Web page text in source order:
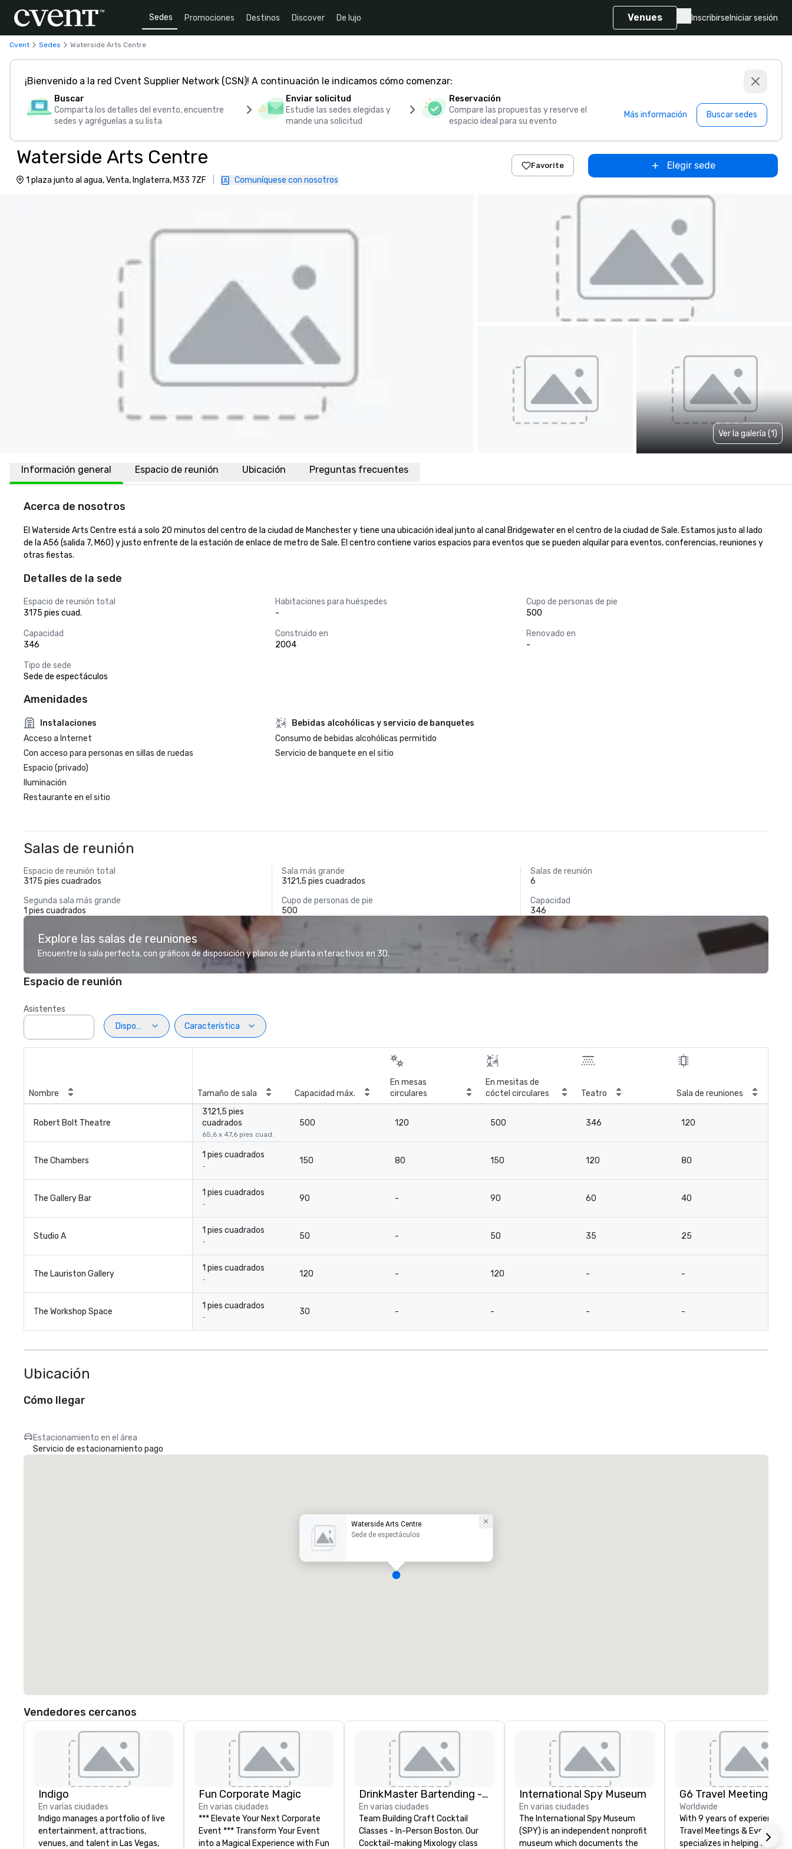
Sedes Promociones Destinos Discover De lujo Venues Inscribirse Iniciar sesión
Cvent Sedes Waterside Arts Centre
¡Bienvenido a la red Cvent Supplier Network (CSN)! A continuación le indicamos cómo comenzar:
Buscar
Comparta los detalles del evento, encuentre
sedes y agréguelas a su lista
Enviar solicitud
Estudie las sedes elegidas y
mande una solicitud
Reservación
Compare las propuestas y reserve el
espacio ideal para su evento
Más información Buscar sedes
Waterside Arts Centre
1 plaza junto al agua, Venta, Inglaterra, M33 7ZF Comuníquese con nosotros
Favorite Elegir sede
Ver la galería (1)
Información general Espacio de reunión Ubicación Preguntas frecuentes
Acerca de nosotros
El Waterside Arts Centre está a solo 20 minutos del centro de la ciudad de Manchester y tiene una ubicación ideal junto al canal Bridgewater en el centro de la ciudad de Sale. Estamos justo al lado
de la A56 (salida 7, M60) y justo enfrente de la estación de enlace de metro de Sale. El centro contiene varios espacios para eventos que se pueden alquilar para eventos, conferencias, reuniones y
otras fiestas.
Detalles de la sede
Espacio de reunión total
3175 pies cuad.
Habitaciones para huéspedes
-
Cupo de personas de pie
500
Capacidad
346
Construido en
2004
Renovado en
-
Tipo de sede
Sede de espectáculos
Amenidades
Instalaciones
Acceso a Internet
Con acceso para personas en sillas de ruedas
Espacio (privado)
Iluminación
Restaurante en el sitio
Bebidas alcohólicas y servicio de banquetes
Consumo de bebidas alcohólicas permitido
Servicio de banquete en el sitio
Salas de reunión
Espacio de reunión total
3175 pies cuadrados
Sala más grande
3121,5 pies cuadrados
Salas de reunión
6
Segunda sala más grande
1 pies cuadrados
Cupo de personas de pie
500
Capacidad
346
Explore las salas de reuniones
Encuentre la sala perfecta, con gráficos de disposición y planos de planta interactivos en 3D.
Espacio de reunión
Asistentes
Disposiciön
Característica
Nombre Tamaño de sala Capacidad máx.
En mesas
circulares
En mesitas de
cóctel circulares
Teatro Sala de reuniones
Robert Bolt Theatre
3121,5 pies
cuadrados
65,6 x 47,6 pies cuad.
500 120 500 346 120
The Chambers
1 pies cuadrados
-
150 80 150 120 80
The Gallery Bar
1 pies cuadrados
-
90 - 90 60 40
Studio A
1 pies cuadrados
-
50 - 50 35 25
The Lauriston Gallery
1 pies cuadrados
-
120 - 120 - -
The Workshop Space
1 pies cuadrados
-
30 - - - -
Ubicación
Cómo llegar
Estacionamiento en el área
Servicio de estacionamiento pago
Waterside Arts Centre
Sede de espectáculos
Vendedores cercanos
Indigo
En varias ciudades
Indigo manages a portfolio of live
entertainment, attractions,
venues, and talent in Las Vegas,
Fun Corporate Magic
En varias ciudades
*** Elevate Your Next Corporate
Event *** Transform Your Event
into a Magical Experience with Fun
DrinkMaster Bartending - Mixology Team Building
En varias ciudades
Team Building Craft Cocktail
Classes - In-Person Boston. Our
Cocktail-making Mixology class
International Spy Museum
En varias ciudades
The International Spy Museum
(SPY) is an independent nonprofit
museum which documents the
Worldwide
With 9 years of experience,
Travel Meetings & Events
specializes in helping clients